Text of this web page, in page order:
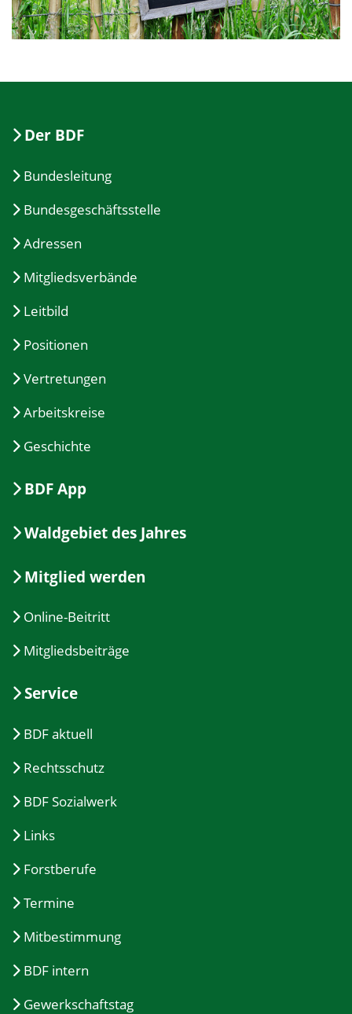
Der BDF
Bundesleitung
Bundesgeschäftsstelle
Adressen
Mitgliedsverbände
Leitbild
Positionen
Vertretungen
Arbeitskreise
Geschichte
BDF App
Waldgebiet des Jahres
Mitglied werden
Online-Beitritt
Mitgliedsbeiträge
Service
BDF aktuell
Rechtsschutz
BDF Sozialwerk
Links
Forstberufe
Termine
Mitbestimmung
BDF intern
Gewerkschaftstag